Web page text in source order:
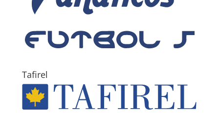
Tafirel